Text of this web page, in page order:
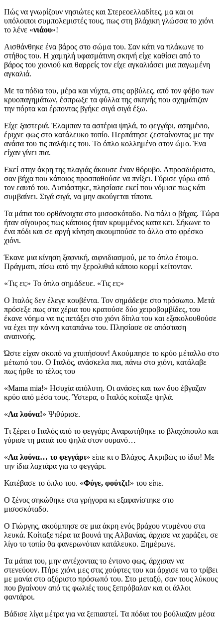
Πώς να γνωρίζουν νησιώτες και Στερεοελλαδίτες, μα και οι
υπόλοιποι συμπολεμιστές τους, πως στη βλάχικη γλώσσα το χιόνι
το λένε «νιάου»!
Αισθάνθηκε ένα βάρος στο σώμα του. Σαν κάτι να πλάκωνε το
στήθος του. Η χαμηλή υφασμάτινη σκηνή είχε καθίσει από το
βάρος του χιονιού και θαρρείς τον είχε αγκαλιάσει μια παγωμένη
αγκαλιά.
Με τα πόδια του, μέρα και νύχτα, στις αρβύλες, από τον φόβο των
κρυοπαγημάτων, έσπρωξε τα φύλλα της σκηνής που σχημάτιζαν
την πόρτα και έρποντας βγήκε σιγά σιγά έξω.
Είχε ξαστεριά. Έλαμπαν τα αστέρια ψηλά, το φεγγάρι, ασημένιο,
έριχνε φως στο κατάλευκο τοπίο. Περπάτησε ζεσταίνοντας με την
ανάσα του τις παλάμες του. Το όπλο κολλημένο στον ώμο. Ένα
είχαν γίνει πια.
Εκεί στην άκρη της πλαγιάς άκουσε έναν θόρυβο. Απροσδιόριστο,
σαν βήχα που κάποιος προσπαθούσε να πνίξει. Γύρισε γύρω από
τον εαυτό του. Αυτιάστηκε, πλησίασε εκεί που νόμισε πως κάτι
συμβαίνει. Σιγά σιγά, να μην ακούγεται τίποτα.
Τα μάτια του ορθάνοιχτα στο μισοσκόταδο. Να πάλι ο βήχας. Τώρα
ήταν σίγουρος πως κάποιος ήταν κρυμμένος κατα κει. Σήκωνε το
ένα πόδι και σε αργή κίνηση ακουμπούσε το άλλο στο φρέσκο
χιόνι.
Έκανε μια κίνηση ξαφνική, αιφνιδιασμού, με το όπλο έτοιμο.
Πράγματι, πίσω από την ξερολιθιά κάποιο κορμί κείτονταν.
«Τις ει;» Το όπλο σημάδευε. «Τις ει;»
Ο Ιταλός δεν έλεγε κουβέντα. Τον σημάδεψε στο πρόσωπο. Μετά
πρόσεξε πως στα χέρια του κρατούσε δύο χειροβομβίδες, του
έκανε νόημα να τις πετάξει στο χιόνι δίπλα του και εξακολουθούσε
να έχει την κάννη καταπάνω του. Πλησίασε σε απόσταση
αναπνοής.
Ώστε είχαν σκοπό να χτυπήσουν! Ακούμπησε το κρύο μέταλλο στο
μέτωπό του. Ο Ιταλός, ανάσκελα πια, πάνω στο χιόνι, κατάλαβε
πως ήρθε το τέλος του
«Mama mia!» Ησυχία απόλυτη. Οι ανάσες και των δυο έβγαζαν
κρύο από μέσα τους. Ύστερα, ο Ιταλός κοίταξε ψηλά.
«Λα λούνα!» Ψιθύρισε.
Tι ξέρει ο Ιταλός από το φεγγάρι; Αναρωτήθηκε το βλαχόπουλο και
γύρισε τη ματιά του ψηλά στον ουρανό…
«Λα λούνα… το φεγγάρι» είπε κι ο Βλάχος. Ακριβώς το ίδιο! Με
την ίδια λαχτάρα για το φεγγάρι.
Κατέβασε το όπλο του. «Φύγε, φούτζι!» του είπε.
Ο ξένος σηκώθηκε στα γρήγορα κι εξαφανίστηκε στο
μισοσκόταδο.
Ο Γιώργης, ακούμπησε σε μια άκρη ενός βράχου ντυμένου στα
λευκά. Κοίταξε πέρα τα βουνά της Αλβανίας, άρχισε να χαράζει, σε
λίγο το τοπίο θα φανερωνόταν κατάλευκο. Ξημέρωνε.
Τα μάτια του, μην αντέχοντας το έντονο φως, άρχισαν να
στενεύουν. Πήρε χιόνι μες στις χούφτες του και άρχισε να το τρίβει
με μανία στο αξύριστο πρόσωπό του. Στο μεταξύ, σαν τους λύκους
που βγαίνουν από τις φωλιές τους ξεπρόβαλαν και οι άλλοι
φαντάροι.
Βάδισε λίγα μέτρα για να ξεπιαστεί. Τα πόδια του βούλιαζαν μέσα